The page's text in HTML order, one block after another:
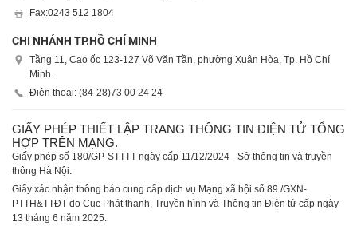
Fax:0243 512 1804
CHI NHÁNH TP.HỒ CHÍ MINH
Tầng 11, Cao ốc 123-127 Võ Văn Tần, phường Xuân Hòa, Tp. Hồ Chí
Minh.
Điện thoại: (84-28)73 00 24 24
GIẤY PHÉP THIẾT LẬP TRANG THÔNG TIN ĐIỆN TỬ TỔNG
HỢP TRÊN MẠNG.
Giấy phép số 180/GP-STTTT ngày cấp 11/12/2024 - Sở thông tin và truyền
thông Hà Nội.
Giấy xác nhận thông báo cung cấp dịch vụ Mạng xã hội số 89 /GXN-
PTTH&TTĐT do Cục Phát thanh, Truyền hình và Thông tin Điện tử cấp ngày
13 tháng 6 năm 2025.